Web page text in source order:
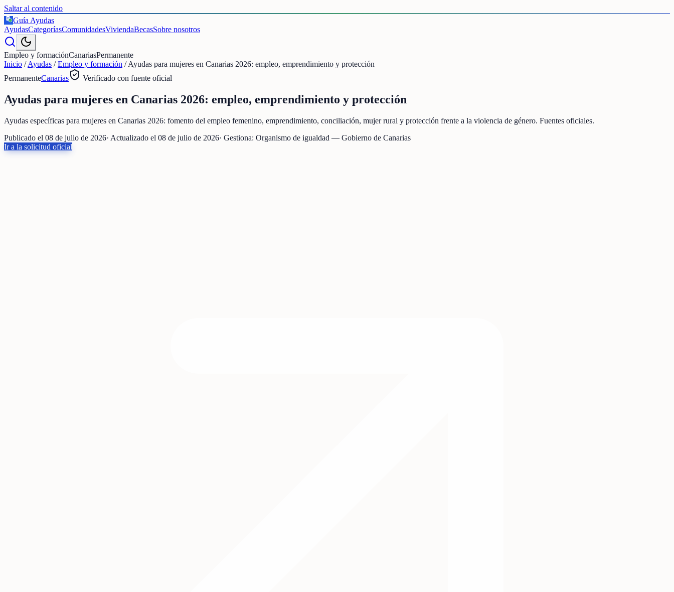
Saltar al contenido
€
Guía Ayudas
AyudasCategoríasComunidadesViviendaBecasSobre nosotros
Empleo y formaciónCanariasPermanente
Inicio /Ayudas /Empleo y formación /Ayudas para mujeres en Canarias 2026: empleo, emprendimiento y protección
PermanenteCanarias Verificado con fuente oficial
Ayudas para mujeres en Canarias 2026: empleo, emprendimiento y protección
Ayudas específicas para mujeres en Canarias 2026: fomento del empleo femenino, emprendimiento, conciliación, mujer rural y protección frente a la violencia de género. Fuentes oficiales.
Publicado el 08 de julio de 2026· Actualizado el 08 de julio de 2026· Gestiona: Organismo de igualdad — Gobierno de Canarias
Ir a la solicitud oficial